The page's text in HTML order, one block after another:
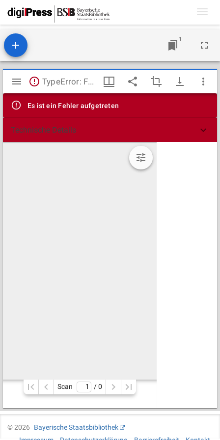
1
Mirador
Viewer
TypeError: Failed to fetch
Es ist ein Fehler aufgetreten
Technische Details
Scan / 0
©2026
Bayerische Staatsbibliothek